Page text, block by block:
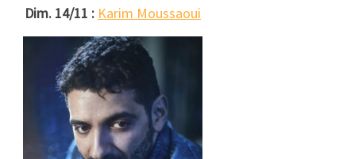
Dim. 14/11 : Karim Moussaoui